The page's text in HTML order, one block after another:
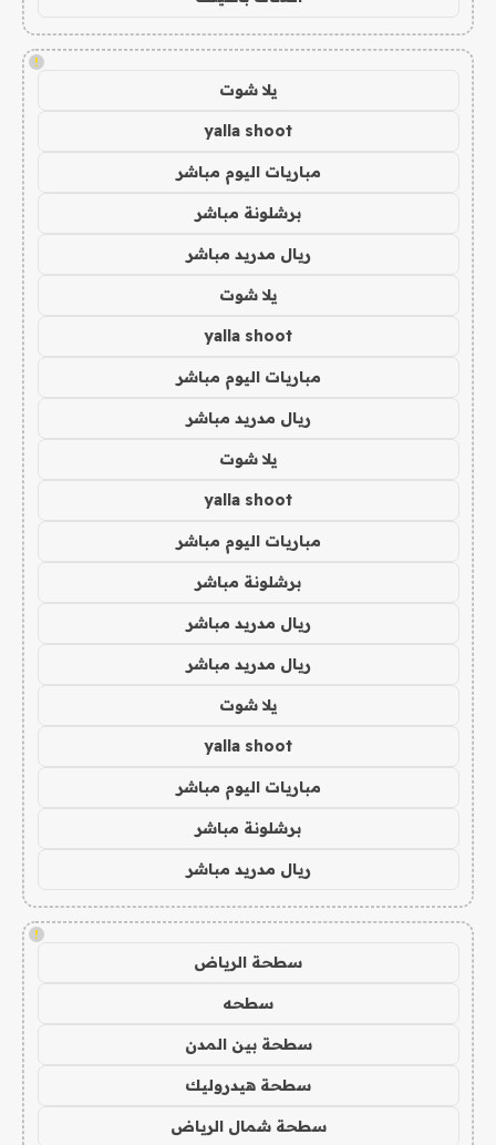
!
يلا شوت
yalla shoot
مباريات اليوم مباشر
برشلونة مباشر
ريال مدريد مباشر
يلا شوت
yalla shoot
مباريات اليوم مباشر
ريال مدريد مباشر
يلا شوت
yalla shoot
مباريات اليوم مباشر
برشلونة مباشر
ريال مدريد مباشر
ريال مدريد مباشر
يلا شوت
yalla shoot
مباريات اليوم مباشر
برشلونة مباشر
ريال مدريد مباشر
!
سطحة الرياض
سطحه
سطحة بين المدن
سطحة هيدروليك
سطحة شمال الرياض